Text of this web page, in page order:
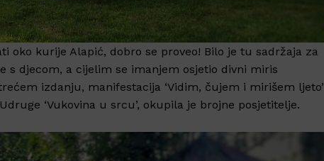
oko kurije Alapić, dobro se proveo! Bilo je tu sadržaja za
s djecom, a cijelim se imanjem osjetio divni miris
izdanju, manifestacija ‘Vidim, čujem i mirišem ljeto’
‘Vukovina u srcu’, okupila je brojne posjetitelje.